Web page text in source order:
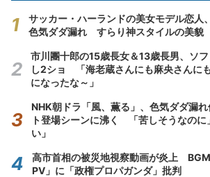
サッカー・ハーランドの美女モデル恋人
色気ダダ漏れ すらり神スタイルの美貌
市川團十郎の15歳長女＆13歳長男、ソ
し2ショ 「海老蔵さんにも麻央さんに
になったな～」
NHK朝ドラ「風、薫る」、色気ダダ漏
ト登場シーンに沸く 「苦しそうなのに
い」
高市首相の被災地視察動画が炎上
PV」に「政権プロパガンダ」批判